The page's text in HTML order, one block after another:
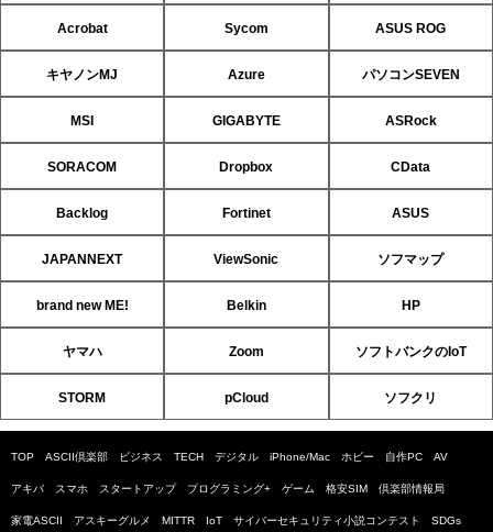
Acrobat Sycom ASUS ROG
キヤノンMJ Azure パソコンSEVEN
MSI GIGABYTE ASRock
SORACOM Dropbox CData
Backlog Fortinet ASUS
JAPANNEXT ViewSonic ソフマップ
brand new ME! Belkin HP
ヤマハ Zoom ソフトバンクのIoT
STORM pCloud ソフクリ
TOP ASCII倶楽部 ビジネス TECH デジタル iPhone/Mac ホビー 自作PC AV
アキバ スマホ スタートアップ プログラミング+ ゲーム 格安SIM 倶楽部情報局
家電ASCII アスキーグルメ MITTR IoT サイバーセキュリティ小説コンテスト SDGs